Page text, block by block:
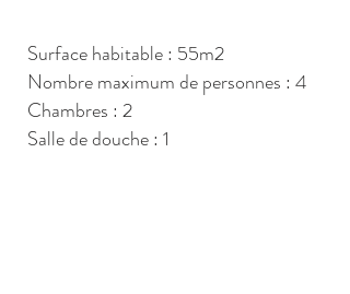
Surface habitable : 55m2
Nombre maximum de personnes : 4
Chambres : 2
Salle de douche : 1